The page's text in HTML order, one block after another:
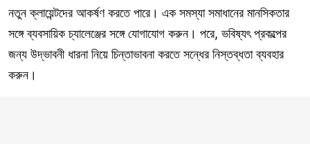
নতুন ক্লায়েন্টদের আকর্ষণ করতে পারে। এক সমস্যা সমাধানের মানসিকতার
সঙ্গে ব্যবসায়িক চ্যালেঞ্জের সঙ্গে যোগাযোগ করুন। পরে, ভবিষ্যৎ প্রকল্পের
জন্য উদ্ভাবনী ধারনা নিয়ে চিন্তাভাবনা করতে সন্ধের নিস্তব্ধতা ব্যবহার
করুন।